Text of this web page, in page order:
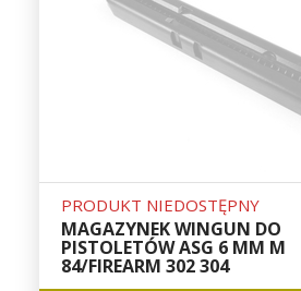
PRODUKT NIEDOSTĘPNY
MAGAZYNEK WINGUN DO
PISTOLETÓW ASG 6 MM M
84/FIREARM 302 304